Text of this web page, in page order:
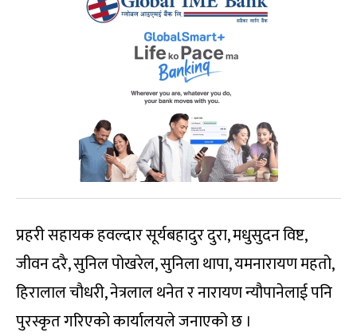
प्रहरी सहायक हवल्दार सूर्यबहादुर दुरा, मधुसुदन विष्ट,
जीवन दरै, सुनिल पोखरेल, सुनिला थापा, यमनारायण महतो,
हिरालाल चौधरी, नेत्रलाल थनेत र नारायण न्यौपानेलाई पनि
पुरस्कृत गरिएको कार्यालयले जनाएको छ ।